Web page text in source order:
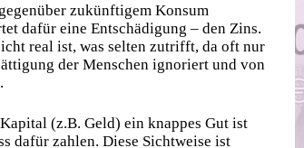
zukünftigem Konsum
dafür eine Entschädigung – den Zins.
real ist, was selten zutrifft, da oft nur
der Menschen ignoriert und von
(z.B. Geld) ein knappes Gut ist
dafür zahlen. Diese Sichtweise ist